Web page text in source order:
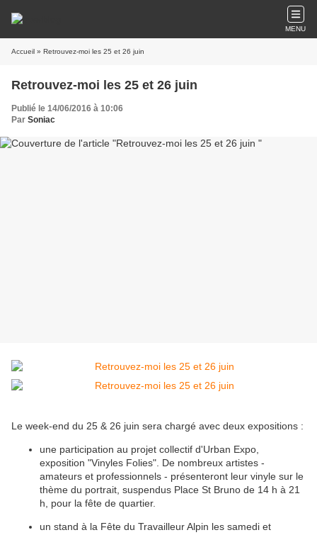
MENU
Accueil » Retrouvez-moi les 25 et 26 juin
Retrouvez-moi les 25 et 26 juin
Publié le 14/06/2016 à 10:06
Par Soniac
Le week-end du 25 & 26 juin sera chargé avec deux expositions :
une participation au projet collectif d'Urban Expo,
exposition "Vinyles Folies". De nombreux artistes -
amateurs et professionnels - présenteront leur vinyle sur le
thème du portrait, suspendus Place St Bruno de 14 h à 21
h, pour la fête de quartier.
un stand à la Fête du Travailleur Alpin les samedi et